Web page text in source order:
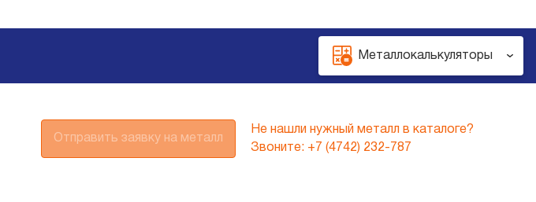
Металлокалькуляторы
Отправить заявку на металл
Не нашли нужный металл в каталоге?
Звоните: +7 (4742) 232-787